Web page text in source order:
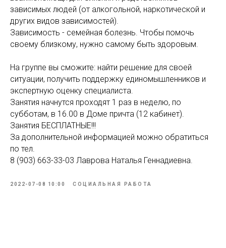
зависимых людей (от алкогольной, наркотической и
других видов зависимостей).
Зависимость - семейная болезнь. Чтобы помочь
своему близкому, нужно самому быть здоровым.
На группе вы сможите: найти решение для своей
ситуации, получить поддержку единомышленников и
экспертную оценку специалиста.
Занятия начнутся проходят 1 раз в неделю, по
субботам, в 16.00 в Доме причта (12 кабинет).
Занятия БЕСПЛАТНЫЕ!!!
За дополнительной информацией можно обратиться
по тел.
8 (903) 663-33-03 Лаврова Наталья Геннадиевна.
2022-07-08 10:00 СОЦИАЛЬНАЯ РАБОТА